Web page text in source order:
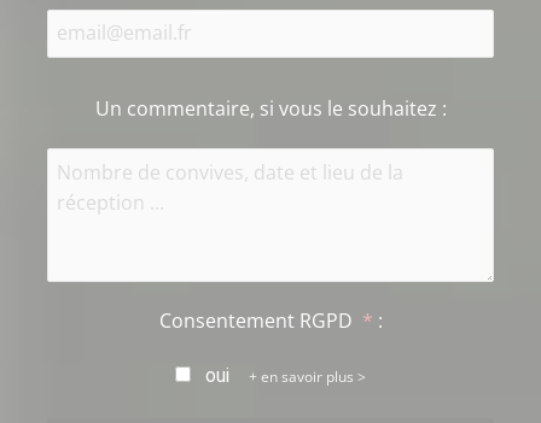
Un commentaire, si vous le souhaitez :
* :
oui en savoir plus >